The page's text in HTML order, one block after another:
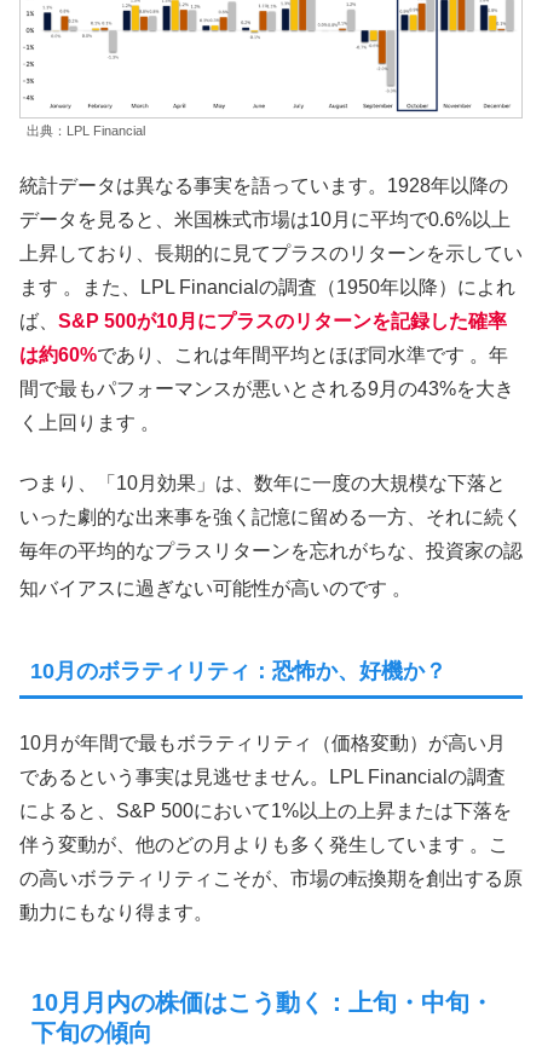
出典：LPL Financial
統計データは異なる事実を語っています。1928年以降の
データを見ると、米国株式市場は10月に平均で0.6%以上
上昇しており、長期的に見てプラスのリターンを示してい
ます 。また、LPL Financialの調査（1950年以降）によれ
ば、 S&P 500が10月にプラスのリターンを記録した確率
は約60%であり、これは年間平均とほぼ同水準です 。年
間で最もパフォーマンスが悪いとされる9月の43%を大き
く上回ります 。
つまり、「10月効果」は、数年に一度の大規模な下落と
いった劇的な出来事を強く記憶に留める一方、それに続く
毎年の平均的なプラスリターンを忘れがちな、投資家の認
知バイアスに過ぎない可能性が高いのです 。
10月のボラティリティ：恐怖か、好機か？
10月が年間で最もボラティリティ（価格変動）が高い月
であるという事実は見逃せません。LPL Financialの調査
によると、S&P 500において1%以上の上昇または下落を
伴う変動が、他のどの月よりも多く発生しています 。こ
の高いボラティリティこそが、市場の転換期を創出する原
動力にもなり得ます。
10月月内の株価はこう動く：上旬・中旬・
下旬の傾向